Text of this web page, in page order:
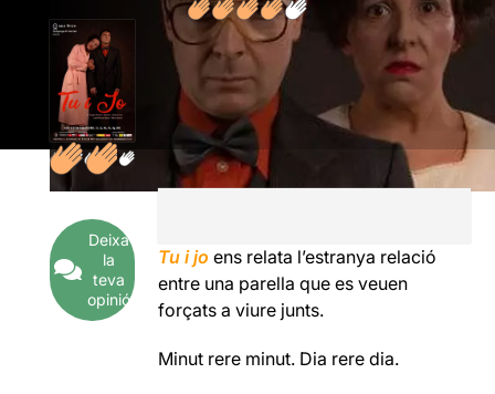
Deixa
la
teva
opinió
Tu i jo ens relata l’estranya relació
entre una parella que es veuen
forçats a viure junts.
Minut rere minut. Dia rere dia.